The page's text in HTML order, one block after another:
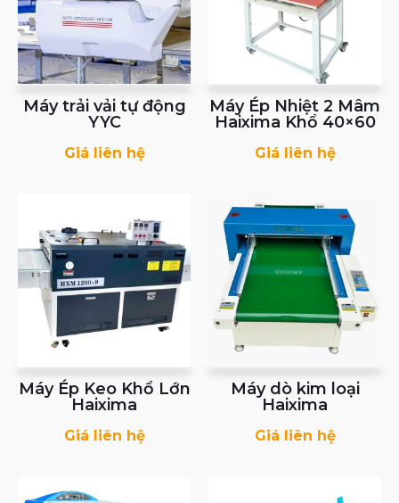
Máy trải vải tự động
YYC
Giá liên hệ
Máy Ép Nhiệt 2 Mâm
Haixima Khổ 40×60
Giá liên hệ
Máy Ép Keo Khổ Lớn
Haixima
Giá liên hệ
Máy dò kim loại
Haixima
Giá liên hệ